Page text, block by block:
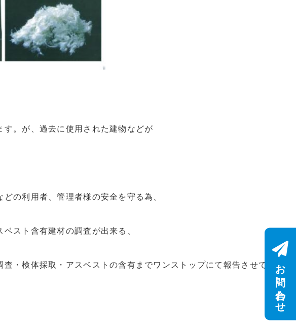
。が、過去に使用された建物などが
の利用者、管理者様の安全を守る為、
スト含有建材の調査が出来る、
査・検体採取・アスベストの含有までワンストップにて報告させて お問い合わせ